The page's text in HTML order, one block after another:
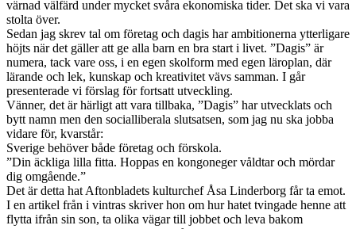
värnad välfärd under mycket svåra ekonomiska tider. Det ska vi vara
stolta över.
Sedan jag skrev tal om företag och dagis har ambitionerna ytterligare
höjts när det gäller att ge alla barn en bra start i livet. ”Dagis” är
numera, tack vare oss, i en egen skolform med egen läroplan, där
lärande och lek, kunskap och kreativitet vävs samman. I går
presenterade vi förslag för fortsatt utveckling.
Vänner, det är härligt att vara tillbaka, ”Dagis” har utvecklats och
bytt namn men den socialliberala slutsatsen, som jag nu ska jobba
vidare för, kvarstår:
Sverige behöver både företag och förskola.
”Din äckliga lilla fitta. Hoppas en kongoneger våldtar och mördar
dig omgående.”
Det är detta hat Aftonbladets kulturchef Åsa Linderborg får ta emot.
I en artikel från i vintras skriver hon om hur hatet tvingade henne att
flytta ifrån sin son, ta olika vägar till jobbet och leva bakom